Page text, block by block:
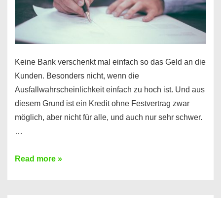
möglich!
Keine Bank verschenkt mal einfach so das Geld an die
Kunden. Besonders nicht, wenn die
Ausfallwahrscheinlichkeit einfach zu hoch ist. Und aus
diesem Grund ist ein Kredit ohne Festvertrag zwar
möglich, aber nicht für alle, und auch nur sehr schwer.
…
Ist
Read more »